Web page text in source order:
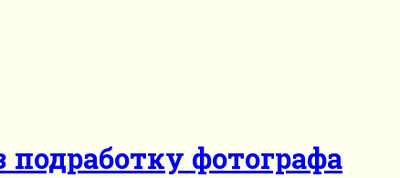
фотографа